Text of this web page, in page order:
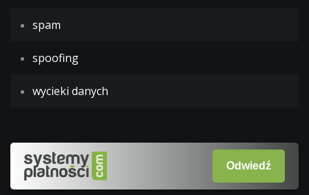
spam
spoofing
wycieki danych
Odwiedź